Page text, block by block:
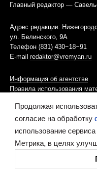
Главный редактор —
Адрес редакции:
ул. Белинского, 9А
Телефон (831) 430−18−91
E-mail redaktor@vremyan.ru
Информация об агентстве
Правила использования
Информационная политика
Ресурс содержит
Продолжая
согласие на обработку
использование
Метрика, в целях